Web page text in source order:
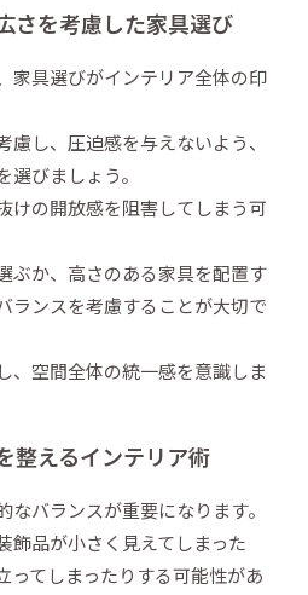
さを考慮した家具選び
家具選びがインテリア全体の印
し、圧迫感を与えないよう、
びましょう。
けの開放感を阻害してしまう可
ぶか、高さのある家具を配置す
ランスを考慮することが大切で
、空間全体の統一感を意識しま
整えるインテリア術
バランスが重要になります。
飾品が小さく見えてしまった
ってしまったりする可能性があ